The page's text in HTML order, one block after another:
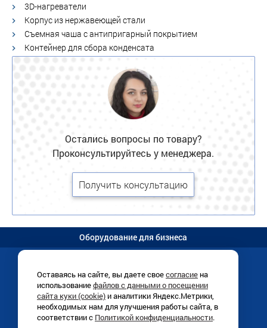
Оставаясь на сайте, вы даете своесогласиена
использованиефайлов с данными о посещении
сайта куки (cookie)и аналитики Яндекс.Метрики,
необходимых нам для улучшения работы сайта, в
соответствии с Политикой конфиденциальности.
3D-нагреватели
Корпус из нержавеющей стали
Съемная чаша с антипригарный покрытием
Контейнер для сбора конденсата
Остались вопросы по товару?
Проконсультируйтесь у менеджера.
Получить консультацию
Оборудование для бизнеса
Иркутск, Раб. Штаба, 1/8 (схема)
+7 (3952)780-760
ПН-ПТ 9:00-18:00